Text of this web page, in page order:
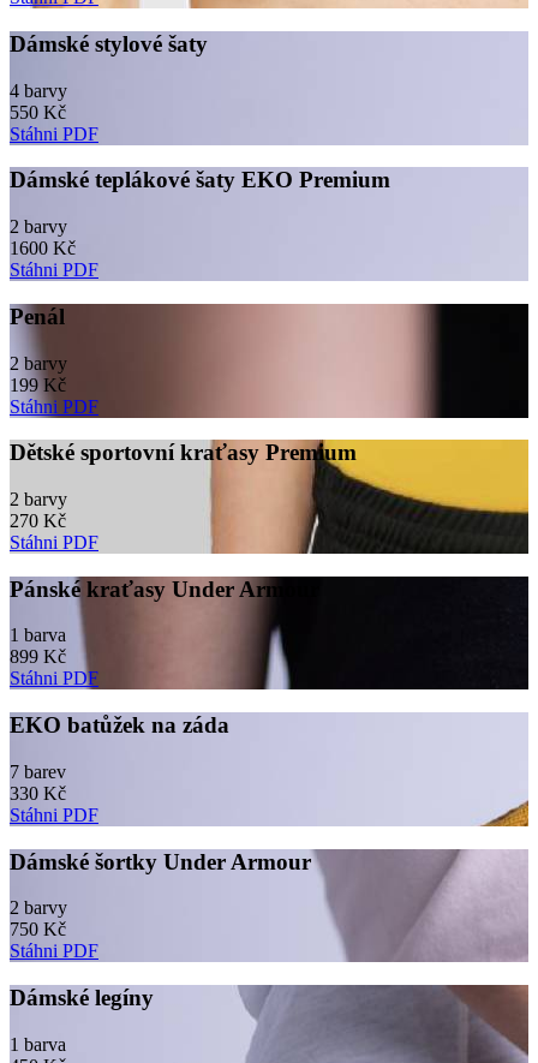
Dámské stylové šaty
4 barvy
550 Kč
Stáhni PDF
Dámské teplákové šaty EKO Premium
2 barvy
1600 Kč
Stáhni PDF
Penál
2 barvy
199 Kč
Stáhni PDF
Dětské sportovní kraťasy Premium
2 barvy
270 Kč
Stáhni PDF
Pánské kraťasy Under Armour
1 barva
899 Kč
Stáhni PDF
EKO batůžek na záda
7 barev
330 Kč
Stáhni PDF
Dámské šortky Under Armour
2 barvy
750 Kč
Stáhni PDF
Dámské legíny
1 barva